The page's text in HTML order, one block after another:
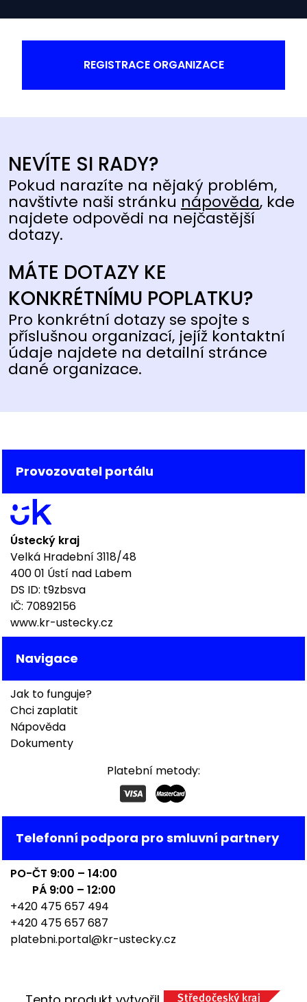
REGISTRACE ORGANIZACE
NEVÍTE SI RADY?
Pokud narazíte na nějaký problém,
navštivte naši stránku nápověda, kde
najdete odpovědi na nejčastější
dotazy.
MÁTE DOTAZY KE
KONKRÉTNÍMU POPLATKU?
Pro konkrétní dotazy se spojte s
příslušnou organizací, jejíž kontaktní
údaje najdete na detailní stránce
dané organizace.
Provozovatel portálu
Ústecký kraj
Velká Hradební 3118/48
400 01 Ústí nad Labem
DS ID: t9zbsva
IČ: 70892156
www.kr-ustecky.cz
Navigace
Jak to funguje?
Chci zaplatit
Nápověda
Dokumenty
Platební metody:
Telefonní podpora pro smluvní partnery
PO-ČT 9:00 – 14:00
PÁ 9:00 – 12:00
+420 475 657 494
+420 475 657 687
platebni.portal@kr-ustecky.cz